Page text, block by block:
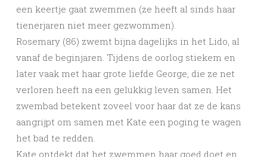
een keertje gaat zwemmen (ze heeft al sinds haar
tienerjaren niet meer gezwommen).
Rosemary (86) zwemt bijna dagelijks in het Lido, al
vanaf de beginjaren. Tijdens de oorlog stiekem en
later vaak met haar grote liefde George, die ze net
verloren heeft na een gelukkig leven samen. Het
zwembad betekent zoveel voor haar dat ze de kans
aangrijpt om samen met Kate een poging te wagen
het bad te redden.
Kate ontdekt dat het zwemmen haar goed doet en